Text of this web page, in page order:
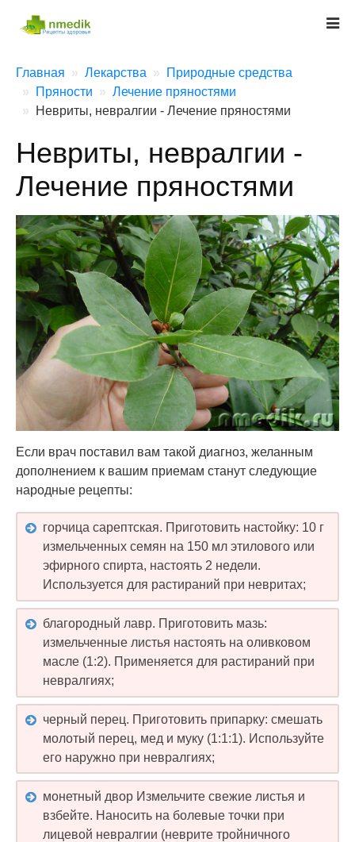
Главная Лекарства
Природные средства
Пряности
Лечение пряностями
Невриты, невралгии - Лечение пряностями
Невриты, невралгии -
Лечение пряностями
Если врач поставил вам такой диагноз, желанным
дополнением к вашим приемам станут следующие
народные рецепты:
горчица сарептская. Приготовить настойку: 10 г
измельченных семян на 150 мл этилового или
эфирного спирта, настоять 2 недели.
Используется для растираний при невритах;
благородный лавр. Приготовить мазь:
измельченные листья настоять на оливковом
масле (1:2). Применяется для растираний при
невралгиях;
черный перец. Приготовить припарку: смешать
молотый перец, мед и муку (1:1:1). Используйте
его наружно при невралгиях;
монетный двор Измельчите свежие листья и
взбейте. Наносить на болевые точки при
лицевой невралгии (неврите тройничного